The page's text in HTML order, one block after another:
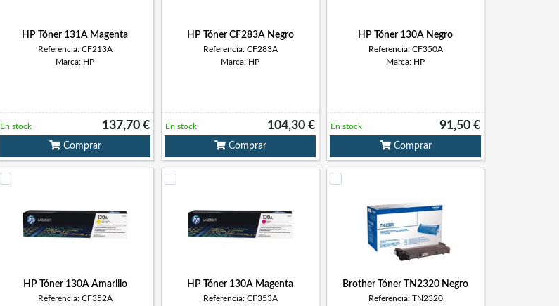
HP Tóner 131A Magenta
Referencia: CF213A
Marca: HP
137,70 €
En stock
Comprar
HP Tóner CF283A Negro
Referencia: CF283A
Marca: HP
104,30 €
En stock
Comprar
HP Tóner 130A Negro
Referencia: CF350A
Marca: HP
91,50 €
En stock
Comprar
HP Tóner 130A Amarillo
Referencia: CF352A
HP Tóner 130A Magenta
Referencia: CF353A
Brother Tóner TN2320 Negro
Referencia: TN2320